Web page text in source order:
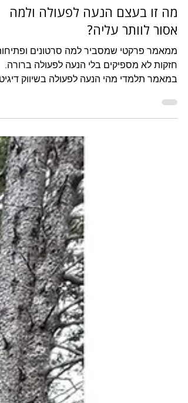
זמן קריאה 3 דקות
שיווק העסק
מה זו בעצם הנעה לפעולה ולמה
אסור לוותר עליה?
חזקות לא מספיקים בלי הנעה לפעולה ברורה.
במאמר תלמדי מהי הנעה לפעולה בשיווק
למה היא צריכה להיות נקודת הפתיחה של כל
סרטון, ואיך לבחור הנעה לפעולה שמתאימה
למטרה שלך: הגדלת עוקבים, תנועה לאתר,
לידים או מכירה. כולל דוגמאות מעשיות
עסקים, טעויות נפוצות ואיך לגרום לתוכן לעבוד
באמת באינסטגרם וברשתות החברתיות.